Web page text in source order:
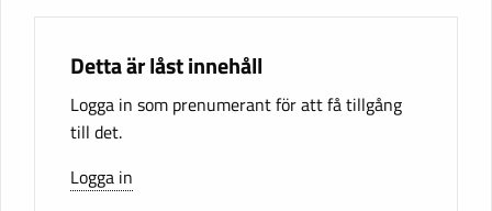
Detta är låst innehåll
Logga in som prenumerant för att få tillgång
till det.
Logga in